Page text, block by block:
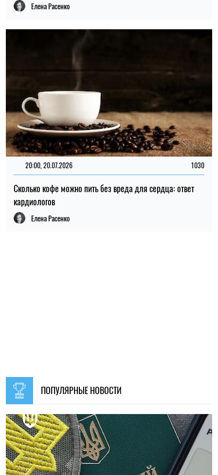
кардиологов
ПОПУЛЯРНЫЕ НОВОСТИ
09:30, 31.07.2026
В Украине с 1 августа обновят отдельные нормы
мобилизации: что изменится для граждан
Ирина Де Люсто